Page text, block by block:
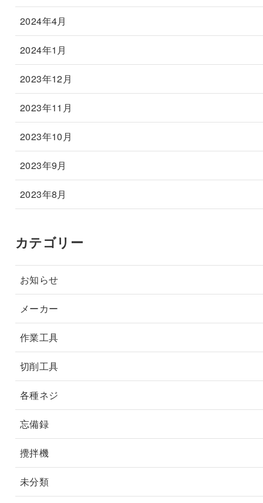
2024年4月
2024年1月
2023年12月
2023年11月
2023年10月
2023年9月
2023年8月
カテゴリー
お知らせ
メーカー
作業工具
切削工具
各種ネジ
忘備録
攪拌機
未分類